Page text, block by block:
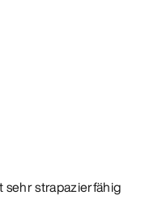
sehr strapazierfähig